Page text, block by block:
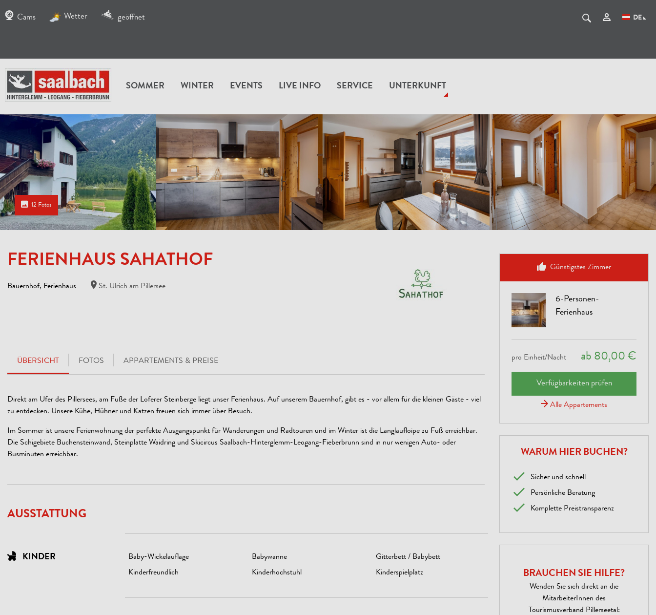
DE
Cams Wetter geöffnet
SOMMER WINTER EVENTS LIVE INFO SERVICE UNTERKUNFT
12 Fotos
FERIENHAUS SAHATHOF
Bauernhof, Ferienhaus St. Ulrich am Pillersee
ÜBERSICHT FOTOS APPARTEMENTS & PREISE
Direkt am Ufer des Pillersees, am Fuße der Loferer Steinberge liegt unser Ferienhaus. Auf unserem Bauernhof, gibt es - vor allem für die kleinen Gäste - viel
zu entdecken. Unsere Kühe, Hühner und Katzen freuen sich immer über Besuch.
Im Sommer ist unsere Ferienwohnung der perfekte Ausgangspunkt für Wanderungen und Radtouren und im Winter ist die Langlaufloipe zu Fuß erreichbar.
Die Schigebiete Buchensteinwand, Steinplatte Waidring und Skicircus Saalbach-Hinterglemm-Leogang-Fieberbrunn sind in nur wenigen Auto- oder
Busminuten erreichbar.
AUSSTATTUNG
KINDER Baby-Wickelauflage Babywanne
Gitterbett / Babybett
Kinderfreundlich
Kinderhochstuhl Kinderspielplatz
Günstigstes Zimmer
6-Personen-
Ferienhaus
pro Einheit/Nacht ab 80,00 €
Verfügbarkeiten prüfen
Alle Appartements
WARUM HIER BUCHEN?
Sicher und schnell
Persönliche Beratung
Komplette Preistransparenz
BRAUCHEN SIE HILFE?
Wenden Sie sich direkt an die
MitarbeiterInnen des
Tourismusverband Pillerseetal: